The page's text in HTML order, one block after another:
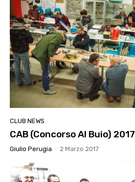
CLUB NEWS
CAB (Concorso Al Buio) 2017
Giulio Perugia - 2 Marzo 2017